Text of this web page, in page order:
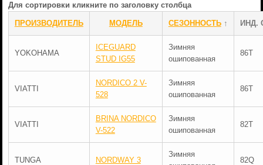
Для сортировки кликните по заголовку столбца
ПРОИЗВОДИТЕЛЬ МОДЕЛЬ СЕЗОННОСТЬ↑ ИНД.
YOKOHAMA
ICEGUARD
STUD IG55
Зимняя
ошипованная
86T
VIATTI
NORDICO 2 V-
528
Зимняя
ошипованная
86T
VIATTI
BRINA NORDICO
V-522
Зимняя
ошипованная
82T
TUNGA NORDWAY 3
Зимняя
82Q